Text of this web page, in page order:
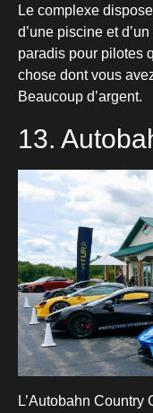
Le complexe
d’une piscine et
paradis pour pilotes
chose dont vous
Beaucoup d’argent.
13.
L’Autobahn Country